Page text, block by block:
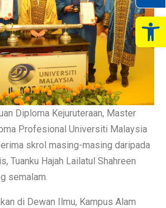
Diploma Kejuruteraan, Master
Profesional Universiti Malaysia
skrol masing-masing daripada
Tuanku Hajah Lailatul Shahreen
semalam.
di Dewan Ilmu, Kampus Alam